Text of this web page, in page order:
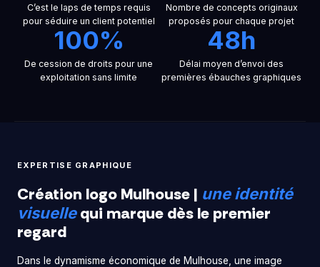
C’est le laps de temps requis
pour séduire un client potentiel
Nombre de concepts originaux
proposés pour chaque projet
100%
De cession de droits pour une
exploitation sans limite
48h
Délai moyen d’envoi des
premières ébauches graphiques
EXPERTISE GRAPHIQUE
Création logo Mulhouse | une identité
visuellequi marque dès le premier
regard
Dans le dynamisme économique de Mulhouse, une image